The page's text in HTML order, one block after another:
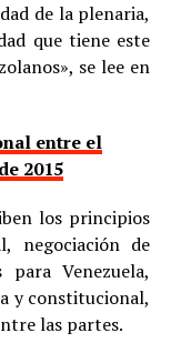
de la plenaria,
que tiene este
se lee en
entre el
2015
los principios
negociación de
Venezuela,
y constitucional,
las partes.